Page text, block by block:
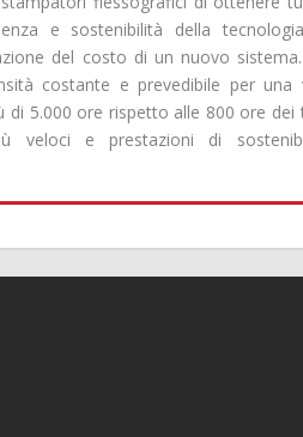
e sostenibilità della
del costo di un nuovo
costante e prevedibile per una
di 5.000 ore rispetto alle 800 ore dei
veloci e prestazioni di